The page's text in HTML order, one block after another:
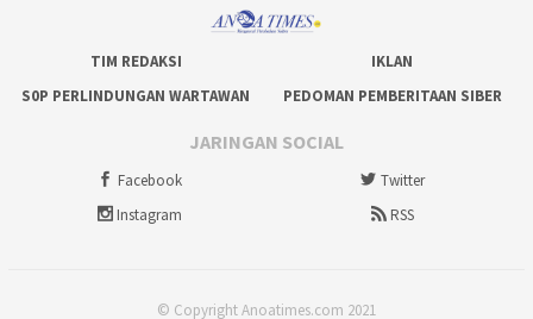
TIM REDAKSI
IKLAN
S0P PERLINDUNGAN WARTAWAN
PEDOMAN PEMBERITAAN SIBER
JARINGAN SOCIAL
Facebook
Twitter
Instagram
RSS
© Copyright Anoatimes.com 2021